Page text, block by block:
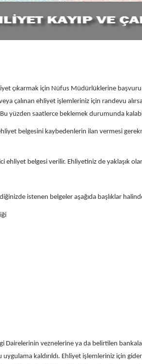
çıkarmak için Nüfus Müdürlüklerine
çalınan ehliyet işlemleriniz için randevu
yüzden saatlerce beklemek durumunda
belgesini kaybedenlerin ilan vermesi
ehliyet belgesi verilir. Ehliyetiniz de yaklaşık
istenen belgeler aşağıda başlıklar halinde
Dairelerinin veznelerine ya da belirtilen
kaldırıldı. Ehliyet işlemleriniz için